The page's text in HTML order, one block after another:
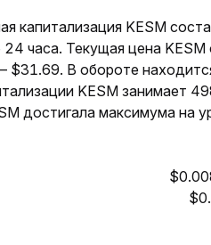
капитализация KESM
часа. Текущая цена KESM
В обороте
KESM занимает
достигала максимума на